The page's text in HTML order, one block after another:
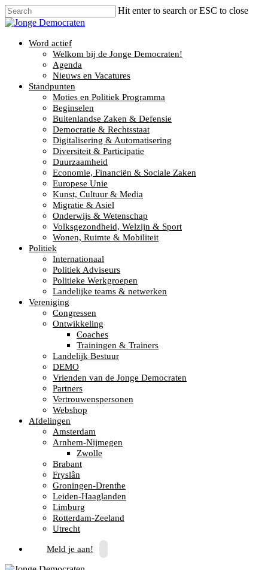
Hit enter to search or ESC to close
Word actief
Welkom bij de Jonge Democraten!
Agenda
Nieuws en Vacatures
Standpunten
Moties en Politiek Programma
Beginselen
Buitenlandse Zaken & Defensie
Democratie & Rechtsstaat
Digitalisering & Automatisering
Diversiteit & Participatie
Duurzaamheid
Economie, Financiën & Sociale Zaken
Europese Unie
Kunst, Cultuur & Media
Migratie & Asiel
Onderwijs & Wetenschap
Volksgezondheid, Welzijn & Sport
Wonen, Ruimte & Mobiliteit
Politiek
Internationaal
Politiek Adviseurs
Politieke Werkgroepen
Landelijke teams & netwerken
Vereniging
Congressen
Ontwikkeling
Coaches
Trainingen & Trainers
Landelijk Bestuur
DEMO
Vrienden van de Jonge Democraten
Partners
Vertrouwenspersonen
Webshop
Afdelingen
Amsterdam
Arnhem-Nijmegen
Zwolle
Brabant
Fryslân
Groningen-Drenthe
Leiden-Haaglanden
Limburg
Rotterdam-Zeeland
Utrecht
Meld je aan!